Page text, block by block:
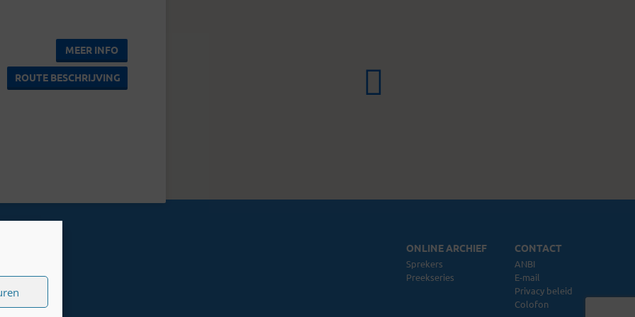
MEER INFO
ROUTE BESCHRIJVING
ONLINE ARCHIEF
Sprekers
Preekseries
CONTACT
ANBI
E-mail
Privacy beleid
Colofon